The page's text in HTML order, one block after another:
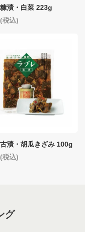
漬・白菜 223g
(税込)
漬・胡瓜きざみ 100g
(税込)
グ